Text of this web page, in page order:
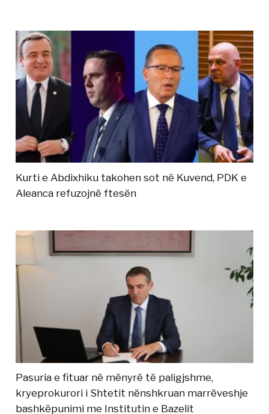
Kurti e Abdixhiku takohen sot në Kuvend, PDK e
Aleanca refuzojnë ftesën
Pasuria e fituar në mënyrë të paligjshme,
kryeprokurori i Shtetit nënshkruan marrëveshje
bashkëpunimi me Institutin e Bazelit